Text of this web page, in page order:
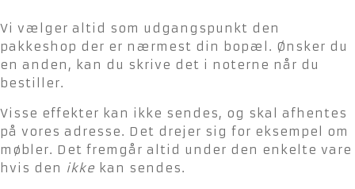
Vi vælger altid som udgangspunkt den
pakkeshop der er nærmest din bopæl. Ønsker du
en anden, kan du skrive det i noterne når du
bestiller.
Visse effekter kan ikke sendes, og skal afhentes
på vores adresse. Det drejer sig for eksempel om
møbler. Det fremgår altid under den enkelte vare
hvis den ikke kan sendes.